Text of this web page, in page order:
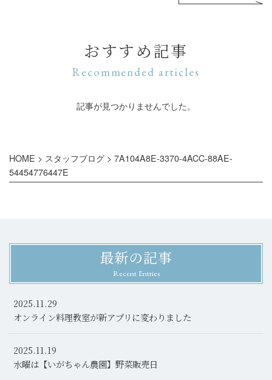
おすすめ記事
Recommended articles
記事が見つかりませんでした。
HOME > スタッフブログ > 7A104A8E-3370-4ACC-88AE-
54454776447E
最新の記事
Recent Entries
2025.11.29
オンライン料理教室が新アプリに変わりました
2025.11.19
水曜は【いがちゃん農園】野菜販売日